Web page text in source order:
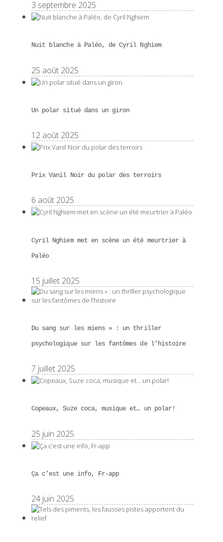
3 septembre 2025
Nuit blanche à Paléo, de Cyril Nghiem
25 août 2025
Un polar situé dans un giron
12 août 2025
Prix Vanil Noir du polar des terroirs
6 août 2025
Cyril Nghiem met en scène un été meurtrier à
Paléo
15 juillet 2025
Du sang sur les miens » : un thriller
psychologique sur les fantômes de l’histoire
7 juillet 2025
Copeaux, Suze coca, musique et… un polar!
25 juin 2025
Ça c’est une info, Fr-app
24 juin 2025